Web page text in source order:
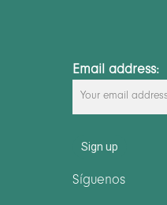
Email address:
Síguenos